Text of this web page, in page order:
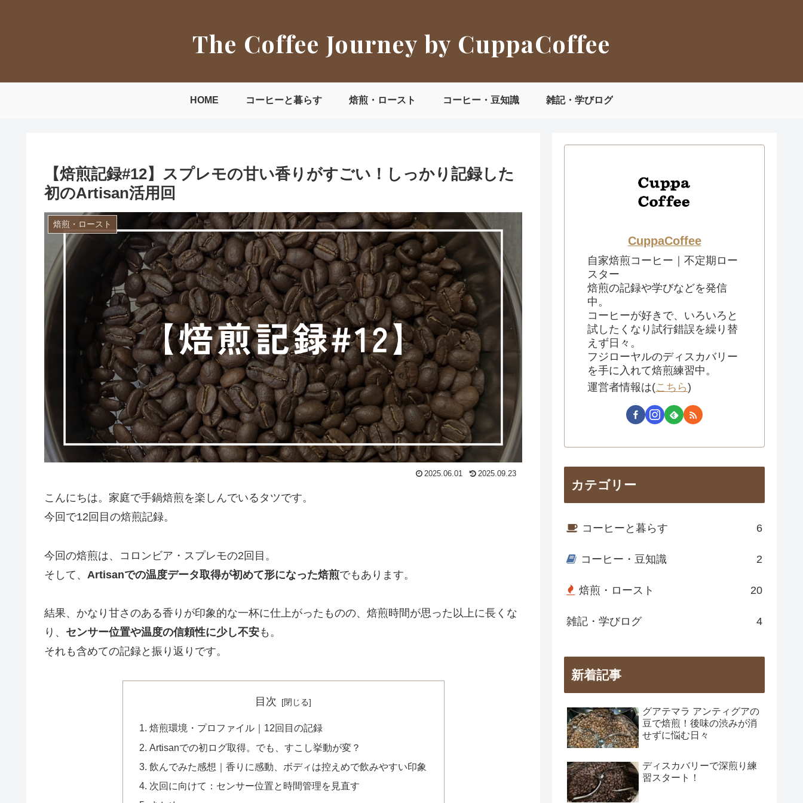
The Coffee Journey by CuppaCoffee
HOME コーヒーと暮らす 焙煎・ロースト コーヒー・豆知識 雑記・学びログ
【焙煎記録#12】スプレモの甘い香りがすごい！しっかり記録した
初のArtisan活用回
焙煎・ロースト
2025.06.01 2025.09.23
こんにちは。家庭で手鍋焙煎を楽しんでいるタツです。
今回で12回目の焙煎記録。
今回の焙煎は、コロンビア・スプレモの2回目。
そして、 Artisanでの温度データ取得が初めて形になった焙煎でもあります。
結果、かなり甘さのある香りが印象的な一杯に仕上がったものの、焙煎時間が思った以上に長くな
り、 センサー位置や温度の信頼性に少し不安も。
それも含めての記録と振り返りです。
目次
焙煎環境・プロファイル｜12回目の記録
Artisanでの初ログ取得。でも、すこし挙動が変？
飲んでみた感想｜香りに感動、ボディは控えめで飲みやすい印象
次回に向けて：センサー位置と時間管理を見直す
CuppaCoffee
自家焙煎コーヒー｜不定期ロー
スター
焙煎の記録や学びなどを発信
中。
コーヒーが好きで、いろいろと
試したくなり試行錯誤を繰り替
えず日々。
フジローヤルのディスカバリー
を手に入れて焙煎練習中。
運営者情報は(こちら)
カテゴリー
コーヒーと暮らす 6
コーヒー・豆知識 2
焙煎・ロースト 20
雑記・学びログ 4
新着記事
グアテマラ アンティグアの
豆で焙煎！後味の渋みが消
せずに悩む日々
ディスカバリーで深煎り練
習スタート！